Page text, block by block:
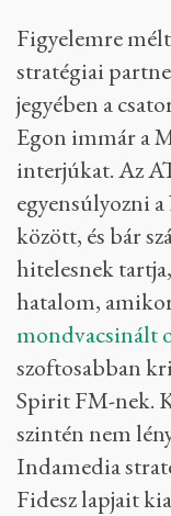
Figyelemre
stratégiai
jegyében a
Egon immár a
interjúkat. Az
egyensúlyozni
között, és bár
hitelesnek
hatalom,
mondvacsinált
szoftosabban
Spirit FM-nek.
szintén nem
Indamedia
Fidesz lapjait